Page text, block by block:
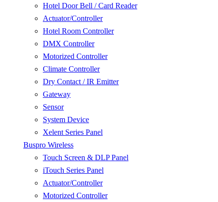
Hotel Door Bell / Card Reader
Actuator/Controller
Hotel Room Controller
DMX Controller
Motorized Controller
Climate Controller
Dry Contact / IR Emitter
Gateway
Sensor
System Device
Xelent Series Panel
Buspro Wireless
Touch Screen & DLP Panel
iTouch Series Panel
Actuator/Controller
Motorized Controller